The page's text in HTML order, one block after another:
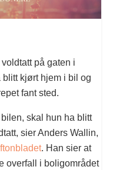
på gaten i
blitt kjørt hjem i bil og
fant sted.
skal hun ha blitt
sier Anders Wallin,
. Han sier at
overfall i boligområdet